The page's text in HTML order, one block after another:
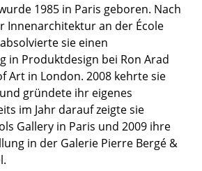
1985 in Paris geboren. Nach
Innenarchitektur an der École
sie einen
in Produktdesign bei Ron Arad
Art in London. 2008 kehrte sie
gründete ihr eigenes
im Jahr darauf zeigte sie
Gallery in Paris und 2009 ihre
in der Galerie Pierre Bergé &